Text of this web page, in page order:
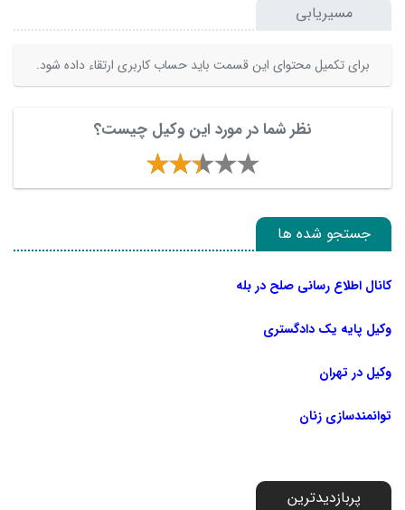
مسیریابی
برای تکمیل محتوای این قسمت باید حساب کاربری ارتقاء داده شود.
نظر شما در مورد این وکیل چیست؟
جستجو شده ها
کانال اطلاع رسانی صلح در بله
وکیل پایه یک دادگستری
وکیل در تهران
توانمندسازی زنان
پربازدیدترین